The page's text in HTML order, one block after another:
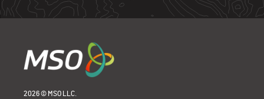
2026 © MSO LLC.